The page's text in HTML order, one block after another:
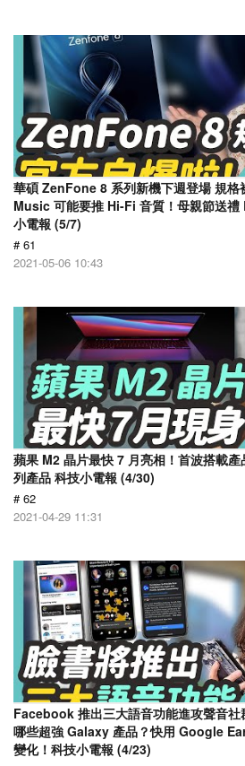
華碩 ZenFone 8 系列新機下週登場 規
Music 可能要推 Hi-Fi 音質！母親節送禮
小電報 (5/7)
# 61
2021-05-06 10:43
蘋果 M2 晶片最快 7 月亮相！首波搭載
列產品 科技小電報 (4/30)
# 62
2021-04-29 11:31
Facebook 推出三大語音功能進攻聲音社
哪些超強 Galaxy 產品？快用 Google
變化！科技小電報 (4/23)